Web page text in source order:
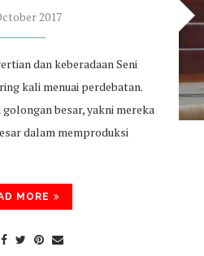
2017
dan keberadaan Seni
kali menuai perdebatan.
golongan besar, yakni mereka
dalam memproduksi
MORE